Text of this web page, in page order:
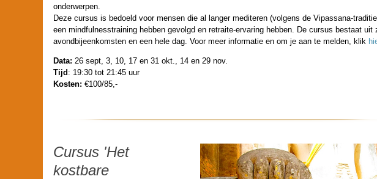
onderwerpen.
Deze cursus is bedoeld voor mensen die al langer mediteren (volgens de Vipassana-
een mindfulnesstraining hebben gevolgd en retraite-ervaring hebben. De cursus bestaat uit
avondbijeenkomsten en een hele dag. Voor meer informatie en om je aan te melden, klik
Data: 26 sept, 3, 10, 17 en 31 okt., 14 en 29 nov.
Tijd : 19:30 tot 21:45 uur
Kosten: €100/85,-
Cursus 'Het
kostbare